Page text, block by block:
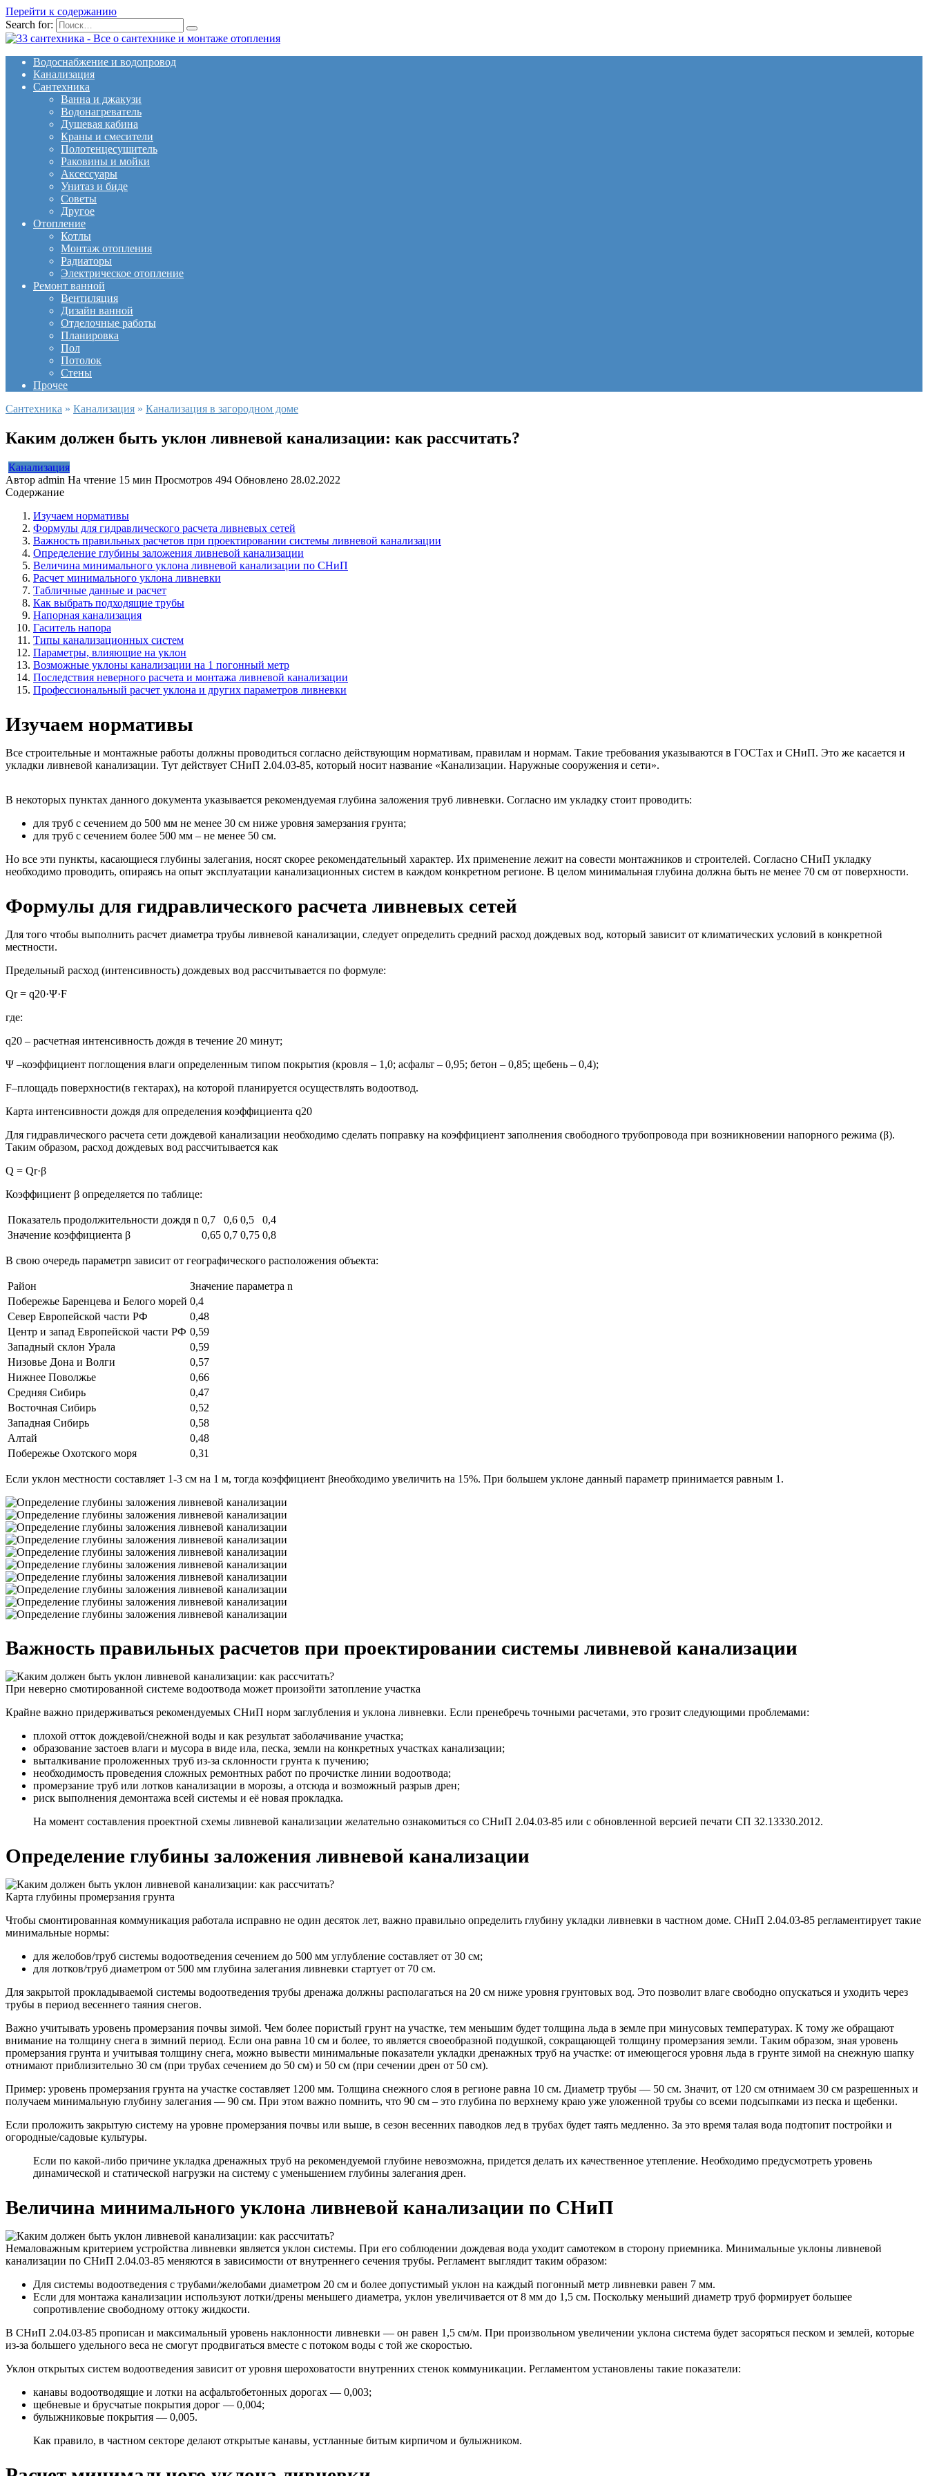
Перейти к содержанию
Search for:
Водоснабжение и водопровод
Канализация
Сантехника
Ванна и джакузи
Водонагреватель
Душевая кабина
Краны и смесители
Полотенцесушитель
Раковины и мойки
Аксессуары
Унитаз и биде
Советы
Другое
Отопление
Котлы
Монтаж отопления
Радиаторы
Электрическое отопление
Ремонт ванной
Вентиляция
Дизайн ванной
Отделочные работы
Планировка
Пол
Потолок
Стены
Прочее
Сантехника » Канализация » Канализация в загородном доме
Каким должен быть уклон ливневой канализации: как рассчитать?
Канализация
Автор admin На чтение 15 мин Просмотров 494 Обновлено 28.02.2022
Содержание
Изучаем нормативы
Формулы для гидравлического расчета ливневых сетей
Важность правильных расчетов при проектировании системы ливневой канализации
Определение глубины заложения ливневой канализации
Величина минимального уклона ливневой канализации по СНиП
Расчет минимального уклона ливневки
Табличные данные и расчет
Как выбрать подходящие трубы
Напорная канализация
Гаситель напора
Типы канализационных систем
Параметры, влияющие на уклон
Возможные уклоны канализации на 1 погонный метр
Последствия неверного расчета и монтажа ливневой канализации
Профессиональный расчет уклона и других параметров ливневки
Изучаем нормативы
Все строительные и монтажные работы должны проводиться согласно действующим нормативам, правилам и нормам. Такие требования указываются в ГОСТах и СНиП. Это же касается и
укладки ливневой канализации. Тут действует СНиП 2.04.03-85, который носит название «Канализации. Наружные сооружения и сети».
В некоторых пунктах данного документа указывается рекомендуемая глубина заложения труб ливневки. Согласно им укладку стоит проводить:
для труб с сечением до 500 мм не менее 30 см ниже уровня замерзания грунта;
для труб с сечением более 500 мм – не менее 50 см.
Но все эти пункты, касающиеся глубины залегания, носят скорее рекомендательный характер. Их применение лежит на совести монтажников и строителей. Согласно СНиП укладку
необходимо проводить, опираясь на опыт эксплуатации канализационных систем в каждом конкретном регионе. В целом минимальная глубина должна быть не менее 70 см от поверхности.
Формулы для гидравлического расчета ливневых сетей
Для того чтобы выполнить расчет диаметра трубы ливневой канализации, следует определить средний расход дождевых вод, который зависит от климатических условий в конкретной
местности.
Предельный расход (интенсивность) дождевых вод рассчитывается по формуле:
Qr = q20·Ψ·F
где:
q20 – расчетная интенсивность дождя в течение 20 минут;
Ψ –коэффициент поглощения влаги определенным типом покрытия (кровля – 1,0; асфальт – 0,95; бетон – 0,85; щебень – 0,4);
F–площадь поверхности(в гектарах), на которой планируется осуществлять водоотвод.
Карта интенсивности дождя для определения коэффициента q20
Для гидравлического расчета сети дождевой канализации необходимо сделать поправку на коэффициент заполнения свободного трубопровода при возникновении напорного режима (β).
Таким образом, расход дождевых вод рассчитывается как
Q = Qr·β
Коэффициент β определяется по таблице:
Показатель продолжительности дождя n 0,7 0,6 0,5
0,4
Значение коэффициента β
0,65 0,7 0,75 0,8
В свою очередь параметрn зависит от географического расположения объекта:
Район
Значение параметра n
Побережье Баренцева и Белого морей 0,4
Север Европейской части РФ
0,48
Центр и запад Европейской части РФ 0,59
Западный склон Урала
0,59
Низовье Дона и Волги
0,57
Нижнее Поволжье
0,66
Средняя Сибирь
0,47
Восточная Сибирь
0,52
Западная Сибирь
0,58
Алтай
0,48
Побережье Охотского моря
0,31
Если уклон местности составляет 1-3 см на 1 м, тогда коэффициент βнеобходимо увеличить на 15%. При большем уклоне данный параметр принимается равным 1.
Важность правильных расчетов при проектировании системы ливневой канализации
При неверно смотированной системе водоотвода может произойти затопление участка
Крайне важно придерживаться рекомендуемых СНиП норм заглубления и уклона ливневки. Если пренебречь точными расчетами, это грозит следующими проблемами:
плохой отток дождевой/снежной воды и как результат заболачивание участка;
образование застоев влаги и мусора в виде ила, песка, земли на конкретных участках канализации;
выталкивание проложенных труб из-за склонности грунта к пучению;
необходимость проведения сложных ремонтных работ по прочистке линии водоотвода;
промерзание труб или лотков канализации в морозы, а отсюда и возможный разрыв дрен;
риск выполнения демонтажа всей системы и её новая прокладка.
На момент составления проектной схемы ливневой канализации желательно ознакомиться со СНиП 2.04.03-85 или с обновленной версией печати СП 32.13330.2012.
Определение глубины заложения ливневой канализации
Карта глубины промерзания грунта
Чтобы смонтированная коммуникация работала исправно не один десяток лет, важно правильно определить глубину укладки ливневки в частном доме. СНиП 2.04.03-85 регламентирует такие
минимальные нормы:
для желобов/труб системы водоотведения сечением до 500 мм углубление составляет от 30 см;
для лотков/труб диаметром от 500 мм глубина залегания ливневки стартует от 70 см.
Для закрытой прокладываемой системы водоотведения трубы дренажа должны располагаться на 20 см ниже уровня грунтовых вод. Это позволит влаге свободно опускаться и уходить через
трубы в период весеннего таяния снегов.
Важно учитывать уровень промерзания почвы зимой. Чем более пористый грунт на участке, тем меньшим будет толщина льда в земле при минусовых температурах. К тому же обращают
внимание на толщину снега в зимний период. Если она равна 10 см и более, то является своеобразной подушкой, сокращающей толщину промерзания земли. Таким образом, зная уровень
промерзания грунта и учитывая толщину снега, можно вывести минимальные показатели укладки дренажных труб на участке: от имеющегося уровня льда в грунте зимой на снежную шапку
отнимают приблизительно 30 см (при трубах сечением до 50 см) и 50 см (при сечении дрен от 50 см).
Пример: уровень промерзания грунта на участке составляет 1200 мм. Толщина снежного слоя в регионе равна 10 см. Диаметр трубы — 50 см. Значит, от 120 см отнимаем 30 см разрешенных и
получаем минимальную глубину залегания — 90 см. При этом важно помнить, что 90 см – это глубина по верхнему краю уже уложенной трубы со всеми подсыпками из песка и щебенки.
Если проложить закрытую систему на уровне промерзания почвы или выше, в сезон весенних паводков лед в трубах будет таять медленно. За это время талая вода подтопит постройки и
огородные/садовые культуры.
Если по какой-либо причине укладка дренажных труб на рекомендуемой глубине невозможна, придется делать их качественное утепление. Необходимо предусмотреть уровень
динамической и статической нагрузки на систему с уменьшением глубины залегания дрен.
Величина минимального уклона ливневой канализации по СНиП
Немаловажным критерием устройства ливневки является уклон системы. При его соблюдении дождевая вода уходит самотеком в сторону приемника. Минимальные уклоны ливневой
канализации по СНиП 2.04.03-85 меняются в зависимости от внутреннего сечения трубы. Регламент выглядит таким образом:
Для системы водоотведения с трубами/желобами диаметром 20 см и более допустимый уклон на каждый погонный метр ливневки равен 7 мм.
Если для монтажа канализации используют лотки/дрены меньшего диаметра, уклон увеличивается от 8 мм до 1,5 см. Поскольку меньший диаметр труб формирует большее
сопротивление свободному оттоку жидкости.
В СНиП 2.04.03-85 прописан и максимальный уровень наклонности ливневки — он равен 1,5 см/м. При произвольном увеличении уклона система будет засоряться песком и землей, которые
из-за большего удельного веса не смогут продвигаться вместе с потоком воды с той же скоростью.
Уклон открытых систем водоотведения зависит от уровня шероховатости внутренних стенок коммуникации. Регламентом установлены такие показатели:
канавы водоотводящие и лотки на асфальтобетонных дорогах — 0,003;
щебневые и брусчатые покрытия дорог — 0,004;
булыжниковые покрытия — 0,005.
Как правило, в частном секторе делают открытые канавы, устланные битым кирпичом и булыжником.